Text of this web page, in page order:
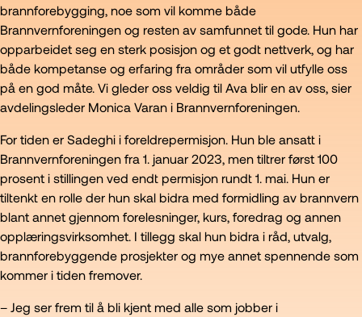
brannforebygging, noe som vil komme både
Brannvernforeningen og resten av samfunnet til gode. Hun har
opparbeidet seg en sterk posisjon og et godt nettverk, og har
både kompetanse og erfaring fra områder som vil utfylle oss
på en god måte. Vi gleder oss veldig til Ava blir en av oss, sier
avdelingsleder Monica Varan i Brannvernforeningen.
For tiden er Sadeghi i foreldrepermisjon. Hun ble ansatt i
Brannvernforeningen fra 1. januar 2023, men tiltrer først 100
prosent i stillingen ved endt permisjon rundt 1. mai. Hun er
tiltenkt en rolle der hun skal bidra med formidling av brannvern
blant annet gjennom forelesninger, kurs, foredrag og annen
opplæringsvirksomhet. I tillegg skal hun bidra i råd, utvalg,
brannforebyggende prosjekter og mye annet spennende som
kommer i tiden fremover.
– Jeg ser frem til å bli kjent med alle som jobber i